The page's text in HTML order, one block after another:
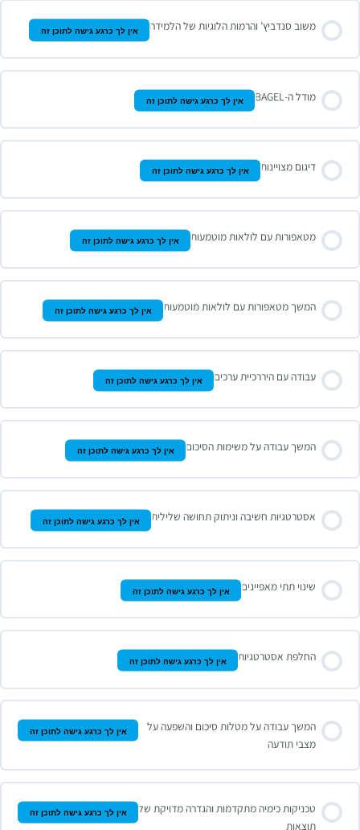
משוב סנדביץ’ והרמות הלוגיות של הלמידה אין לך כרגע גישה לתוכן זה
מודל ה-BAGEL אין לך כרגע גישה לתוכן זה
דיגום מצויינות אין לך כרגע גישה לתוכן זה
מטאפורות עם לולאות מוטמעות אין לך כרגע גישה לתוכן זה
המשך מטאפורות עם לולאות מוטמעות אין לך כרגע גישה לתוכן זה
עבודה עם היררכיית ערכים אין לך כרגע גישה לתוכן זה
המשך עבודה על משימות הסיכום אין לך כרגע גישה לתוכן זה
אסטרטגיות חשיבה וניתוק תחושה שלילית אין לך כרגע גישה לתוכן זה
שינוי תתי מאפיינים אין לך כרגע גישה לתוכן זה
החלפת אסטרטגיות אין לך כרגע גישה לתוכן זה
המשך עבודה על מטלות סיכום והשפעה על
מצבי תודעה
אין לך כרגע גישה לתוכן זה
טכניקות כימיה מתקדמות והגדרה מדויקת של
תוצאות
אין לך כרגע גישה לתוכן זה